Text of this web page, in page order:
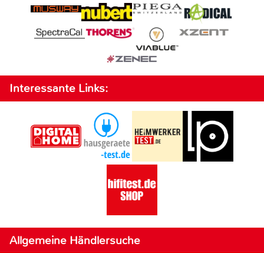
Interessante Links:
Allgemeine Händlersuche